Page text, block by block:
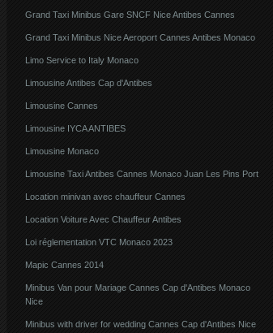
Grand Taxi Minibus Gare SNCF Nice Antibes Cannes
Grand Taxi Minibus Nice Aeroport Cannes Antibes Monaco
Limo Service to Italy Monaco
Limousine Antibes Cap d'Antibes
Limousine Cannes
Limousine IYCA ANTIBES
Limousine Monaco
Limousine Taxi Antibes Cannes Monaco Juan Les Pins Port
Location minivan avec chauffeur Cannes
Location Voiture Avec Chauffeur Antibes
Loi réglementation VTC Monaco 2023
Mapic Cannes 2014
Minibus Van pour Mariage Cannes Cap d'Antibes Monaco
Nice
Minibus with driver for wedding Cannes Cap d'Antibes Nice